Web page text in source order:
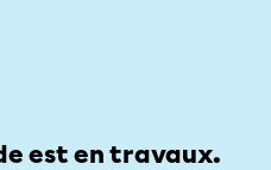
est en travaux.